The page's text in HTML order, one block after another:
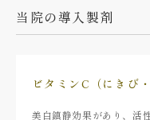
当院の導入製剤
ビタミンC（にきび
美白鎮静効果があり、活